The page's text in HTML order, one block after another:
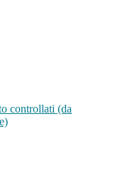
controllati (da